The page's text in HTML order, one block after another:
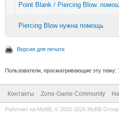
Point Blank / Piercing Blow.
Piercing Blow нужна помощь
Версия для печати
Пользователи, просматривающие эту тему:
Контакты Zone-Game Community
Работает на MyBB , © 2002-2026 MyBB Group